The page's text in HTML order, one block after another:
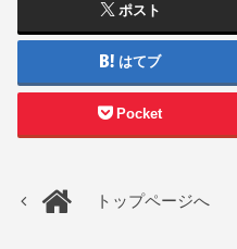
ポスト
はてブ
Pocket
トップページへ